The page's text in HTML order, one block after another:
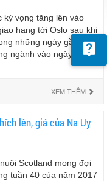
kỳ vọng tăng lên vào
hang tới Oslo sau khi
những ngày gần đây
ngành vào ngày thứ
XEM THÊM
lên, giá của Na Uy
Scotland mong đợi
tuần 40 của năm 2017